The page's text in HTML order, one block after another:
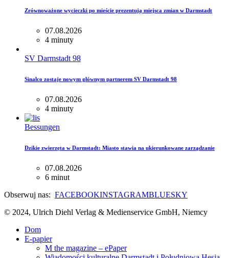
Zrównoważone wycieczki po mieście prezentują miejsca zmian w Darmstadt
07.08.2026
4 minuty
SV Darmstadt 98
Sinalco zostaje nowym głównym partnerem SV Darmstadt 98
07.08.2026
4 minuty
Bessungen
Dzikie zwierzęta w Darmstadt: Miasto stawia na ukierunkowane zarządzanie
07.08.2026
6 minut
Obserwuj nas: FACEBOOKINSTAGRAMBLUESKY
© 2024, Ulrich Diehl Verlag & Medienservice GmbH, Niemcy
Dom
E-papier
M the magazine – ePaper